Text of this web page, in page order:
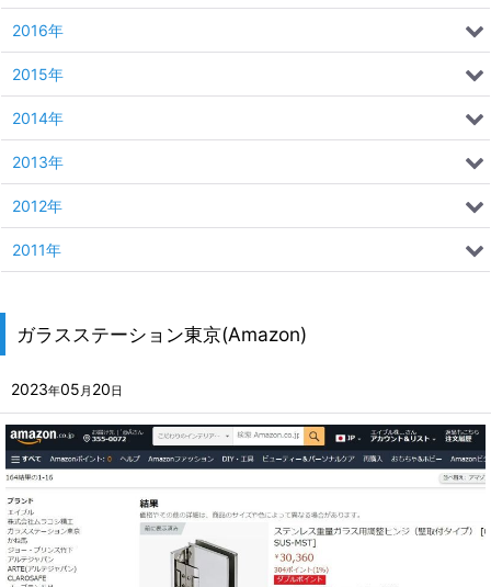
ガラスステーション東京(Amazon)
2023年05 月 20日
2016年
2015年
2014年
2013年
2012年
2011年